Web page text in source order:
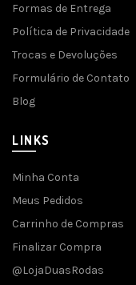
Formas de Entrega
Política de Privacidade
Trocas e Devoluções
Formulário de Contato
Blog
LINKS
Minha Conta
Meus Pedidos
Carrinho de Compras
Finalizar Compra
@LojaDuasRodas